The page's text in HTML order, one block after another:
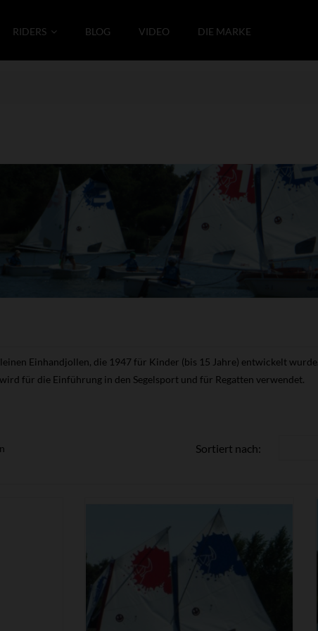
RIDERS BLOG VIDEO DIE MARKE
Einhandjollen, die 1947 für Kinder (bis 15 Jahre) entwickelt
für die Einführung in den Segelsport und für Regatten verwendet.
Sortiert nach: